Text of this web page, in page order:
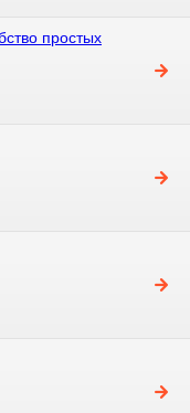
простых